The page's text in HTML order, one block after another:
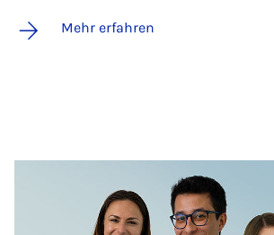
Mehr erfahren